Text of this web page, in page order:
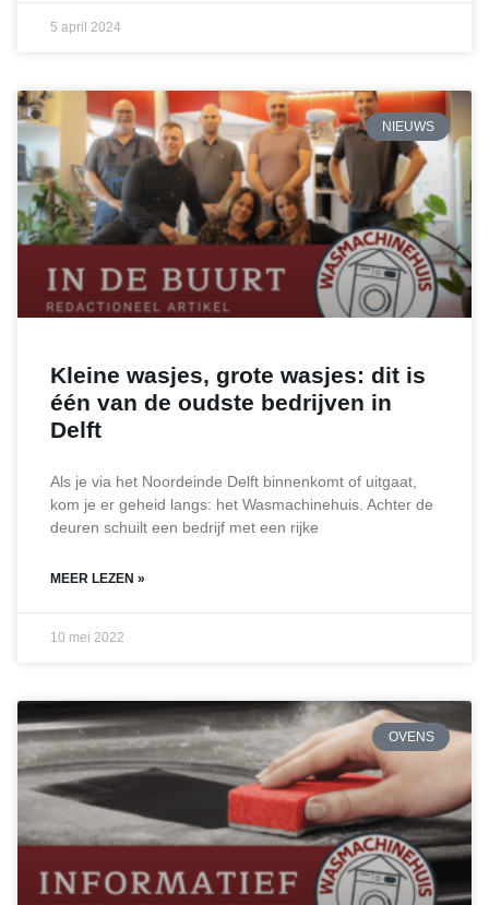
5 april 2024
NIEUWS
Kleine wasjes, grote wasjes: dit is
één van de oudste bedrijven in
Delft
Als je via het Noordeinde Delft binnenkomt of uitgaat,
kom je er geheid langs: het Wasmachinehuis. Achter de
deuren schuilt een bedrijf met een rijke
MEER LEZEN »
10 mei 2022
OVENS